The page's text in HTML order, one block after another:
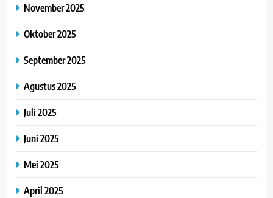
November 2025
Oktober 2025
September 2025
Agustus 2025
Juli 2025
Juni 2025
Mei 2025
April 2025